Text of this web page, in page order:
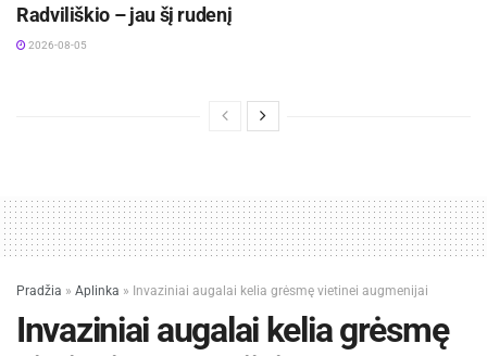
Radviliškio – jau šį rudenį
2026-08-05
Pradžia » Aplinka » Invaziniai augalai kelia grėsmę vietinei augmenijai
Invaziniai augalai kelia grėsmę